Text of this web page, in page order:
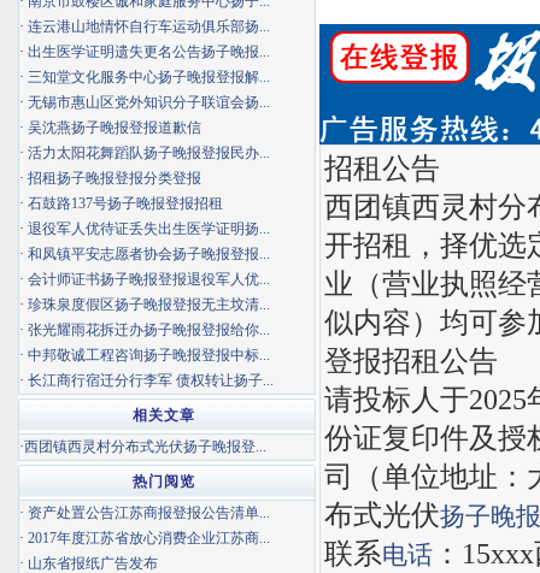
招租公告
西团镇西灵村分
开招租，择优选
业（营业执照经
似内容）均可参
登报招租公告
请投标人于2025
份证复印件及授
司（单位地址：
布式光伏扬子晚报
联系电话 ：
· 连云港山地情怀自行车运动俱乐部扬...
· 出生医学证明遗失更名公告扬子晚报...
· 三知堂文化服务中心扬子晚报登报解...
· 无锡市惠山区党外知识分子联谊会扬...
· 吴沈燕扬子晚报登报道歉信
· 活力太阳花舞蹈队扬子晚报登报民办...
· 招租扬子晚报登报分类登报
· 石鼓路137号扬子晚报登报招租
· 退役军人优待证丢失出生医学证明扬...
· 和凤镇平安志愿者协会扬子晚报登报...
· 会计师证书扬子晚报登报退役军人优...
· 珍珠泉度假区扬子晚报登报无主坟清...
· 张光耀雨花拆迁办扬子晚报登报给你...
· 中邦敬诚工程咨询扬子晚报登报中标...
· 长江商行宿迁分行李军 债权转让扬子...
相关文章
·西团镇西灵村分布式光伏扬子晚报登...
热门阅览
· 资产处置公告江苏商报登报公告清单...
· 2017年度江苏省放心消费企业江苏商...
· 山东省报纸广告发布